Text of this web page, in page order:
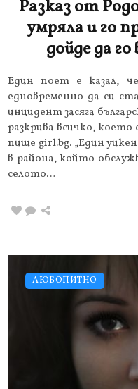
Разказ от
умряла и го
дойде да
Един поет е казал,
едновременно да си
инцидент засяга
разкрива всичко,
пише girl.bg. „Един
в района, който
селото…
ЛЮБОПИТНО